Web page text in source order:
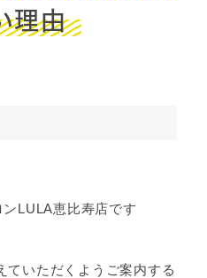
理由
LULA恵比寿店です
ていただくようご案内する